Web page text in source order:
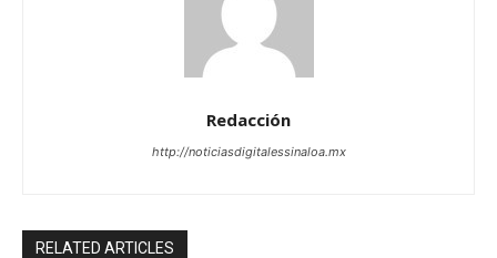
Redacción
http://noticiasdigitalessinaloa.mx
RELATED ARTICLES